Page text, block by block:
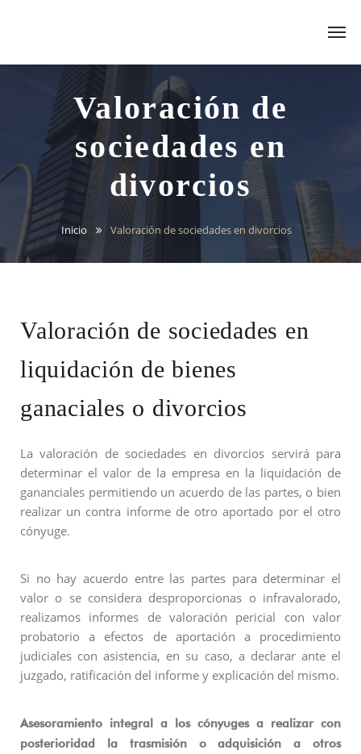
Valoración de
sociedades en
divorcios
Inicio Valoración de sociedades en divorcios
Valoración de sociedades en
liquidación de bienes
ganaciales o divorcios
La valoración de sociedades en divorcios servirá para
determinar el valor de la empresa en la liquidación de
gananciales permitiendo un acuerdo de las partes, o bien
realizar un contra informe de otro aportado por el otro
cónyuge.
Si no hay acuerdo entre las partes para determinar el
valor o se considera desproporcionas o infravalorado,
realizamos informes de valoración pericial con valor
probatorio a efectos de aportación a procedimiento
judiciales con asistencia, en su caso, a declarar ante el
juzgado, ratificación del informe y explicación del mismo.
Asesoramiento integral a los cónyuges a realizar con
posterioridad la trasmisión o adquisición a otros